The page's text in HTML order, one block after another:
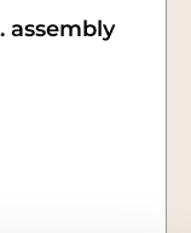
assembly